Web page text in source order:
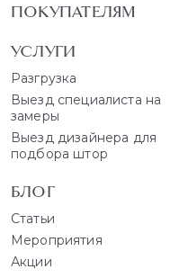
ПОКУПАТЕЛЯМ
УСЛУГИ
Разгрузка
Выезд специалиста на
замеры
Выезд дизайнера для
подбора штор
БЛОГ
Статьи
Мероприятия
Акции